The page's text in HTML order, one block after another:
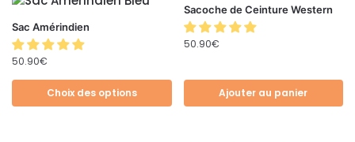
Sac Amérindien
50.90€
Choix des options
Sacoche de Ceinture Western
50.90€
Ajouter au panier